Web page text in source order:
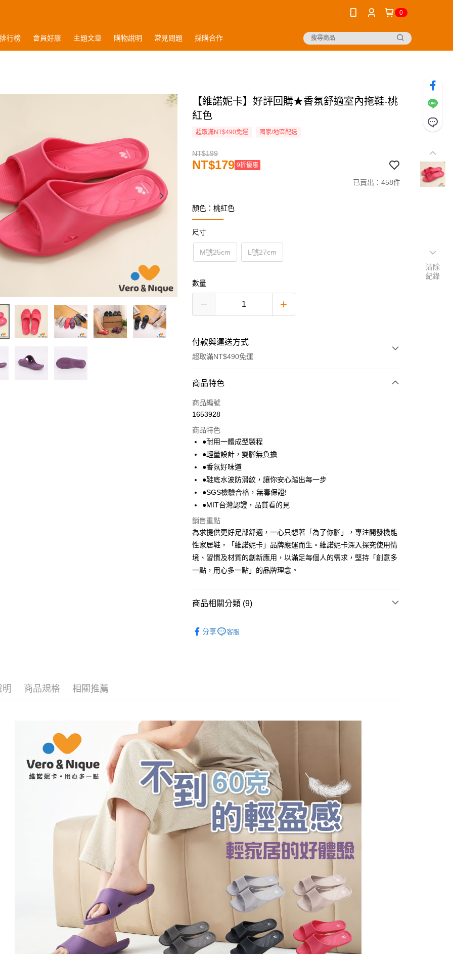
0
行榜 會員好康 主題文章 購物說明 常見問題 採購合作
【維諾妮卡】好評回購★香氛舒適室內拖鞋-桃
紅色
超取滿NT$490免運 國家/地區配送
NT$199
NT$179 9折優惠
已賣出：458件
顏色：桃紅色
尺寸
M號25cm L號27cm
數量
付款與運送方式
超取滿NT$490免運
付款方式
信用卡一次付款
LINE Pay
Apple Pay
街口支付
悠遊付
AFTEE先享後付
相關說明
【關於「AFTEE先享後付」】
AFTEE先享後付是「在收到商品之後才付款」的支付方式。 讓您購物簡單
便利好安心！
３．安心：先確認商品／服務後，再付款。
１．於結帳方式選擇「AFTEE先享後付」後，將跳轉至「AFTEE先享後
付」結帳頁面，進行簡訊認證並確認金額後，即可完成結帳。
【注意事項】
１．透過由恩沛科技股份有限公司提供之「AFTEE先享後付」服務完成之
交易，需依本服務之必要範圍內提供個人資料，並將交易相關給付款項請
求債權轉讓予恩沛科技股份有限公司。
２．關於個人資料處理事宜，請瀏覽以下網址：
https://aftee.tw/terms/#terms3
３．未成年的使用者請事先徵得法定代理人或監護人之同意方可使用
「AFTEE先享後付」，若未經同意申辦者引起之損失，本公司不負相關責
任。
４．使用「AFTEE先享後付」時，將依據個別帳號之用戶狀況，依本公司
即時審查核予不同之上限額度；若仍有額度不足之情形，本公司將視審查
結果請求用戶進行身份認證。
５．嚴禁一人註冊多個帳號或使用他人資訊註冊。若發現惡意使用之情
形，恩沛科技股份有限公司將有權停止該用戶之使用額度並採取法律行
ATM付款
每筆NT$80，滿NT$490(含以上)免運費
每筆NT$80，滿NT$490(含以上)免運費
宅配
每筆NT$80，滿NT$490(含以上)免運費
離島宅配
每筆NT$150，滿NT$800(含以上)免運費
港澳地區
商品特色
商品編號
1653928
商品特色
●耐用一體成型製程
●輕量設計，雙腳無負擔
●香氛好味道
●鞋底水波防滑紋，讓你安心踏出每一步
●SGS檢驗合格，無毒保證!
●MIT台灣認證，品質看的見
銷售重點
為求提供更好足部舒適，一心只想著「為了你腳」，專注開發機能
性家居鞋，「維諾妮卡」品牌應運而生。維諾妮卡深入探究使用情
境、習慣及材質的創新應用，以滿足每個人的需求，堅持「創意多
一點，用心多一點」的品牌理念。
商品相關分類 (9)
▷空間/場所分類 訪客┃簡約素雅
— 對象快搜 — 親子款┃全家出遊去
— 對象快搜 — 情侶款┃一起甜蜜蜜
分享 客服
明 商品規格 相關推薦
清除
紀錄